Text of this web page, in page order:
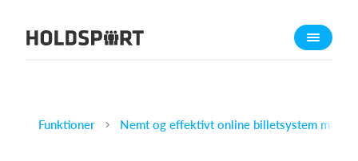
Om Holdsport
Funktioner Nemt og effektivt online billetsystem med